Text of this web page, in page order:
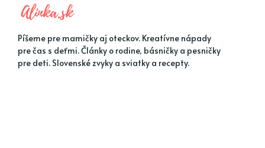
Píšeme pre mamičky aj oteckov. Kreatívne nápady
pre čas s deťmi. Články o rodine, básničky a pesničky
pre deti. Slovenské zvyky a sviatky a recepty.